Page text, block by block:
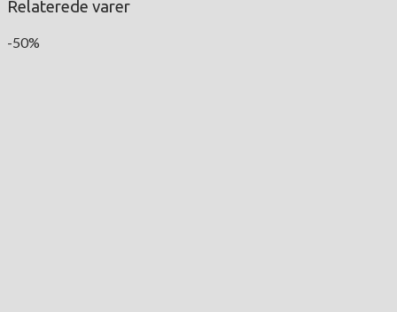
Relaterede varer
-50%